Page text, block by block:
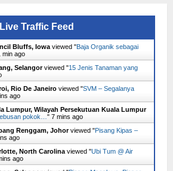
Live Traffic Feed
Bluffs, Iowa viewed "Baja Organik sebagai
min ago
Selangorviewed "15 Jenis Tanaman yang
Rio De Janeiro viewed "SVM – Segalanya
ago
Lumpur, Wilayah Persekutuan Kuala Lumpur
pokok… " 7 mins ago
Renggam, Johorviewed "Pisang Kipas –
ago
North Carolina viewed "Ubi Tum @ Air
ago